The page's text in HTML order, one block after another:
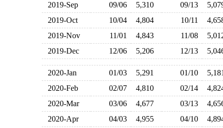
2019-Sep
09/06 5,310 09/13
2019-Oct
10/04 4,804 10/11
2019-Nov
11/01 4,843 11/08
2019-Dec
12/06 5,206 12/13
2020-Jan 01/03 5,291 01/10
2020-Feb
02/07 4,810 02/14
2020-Mar
03/06 4,677 03/13
2020-Apr
04/03 4,955 04/10